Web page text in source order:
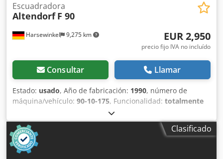
Harsewinkel 9,275 km
Escuadradora
Altendorf F 90
EUR 2,950
precio fijo IVA no incluído
Consultar Llamar
Estado: usado, Año de fabricación: 1990, número de
máquina/vehículo: 90-10-175, Funcionalidad: totalmente
7.5 kW (10.20 CV)
380 V, diámetro de la hoja de sierra:450 mm, tipo de
ajuste de altura:
, tipo de accionamiento:
manual
Sierra circular de mesa Altendorf, modelo F-90, tal como se
Clasificado